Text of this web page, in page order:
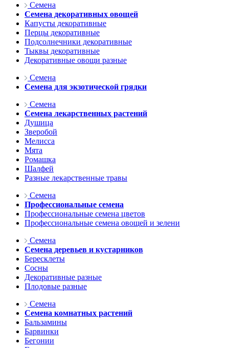
Семена
Семена декоративных овощей
Капусты декоративные
Перцы декоративные
Подсолнечники декоративные
Тыквы декоративные
Декоративные овощи разные
Семена
Семена для экзотической грядки
Семена
Семена лекарственных растений
Душица
Зверобой
Мелисса
Мята
Ромашка
Шалфей
Разные лекарственные травы
Семена
Профессиональные семена
Профессиональные семена цветов
Профессиональные семена овощей и зелени
Семена
Семена деревьев и кустарников
Бересклеты
Сосны
Декоративные разные
Плодовые разные
Семена
Семена комнатных растений
Бальзамины
Барвинки
Бегонии